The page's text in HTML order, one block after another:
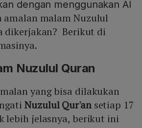
dengan menggunakan AI
amalan malam Nuzulul
dikerjakan? Berikut di
Nuzulul Quran
yang bisa dilakukan
Nuzulul Qur'ansetiap 17
lebih jelasnya, berikut ini